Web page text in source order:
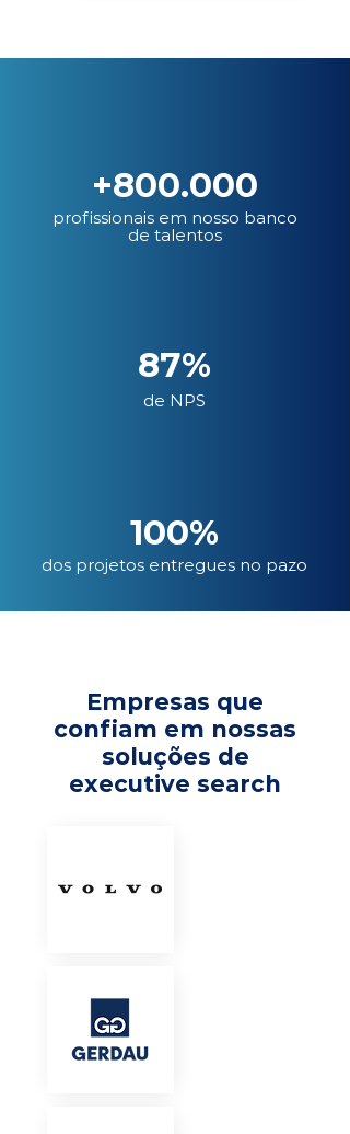
+800.000
profissionais em nosso banco
de talentos
87%
de NPS
100%
dos projetos entregues no pazo
Empresas que
confiam em nossas
soluções de
executive search